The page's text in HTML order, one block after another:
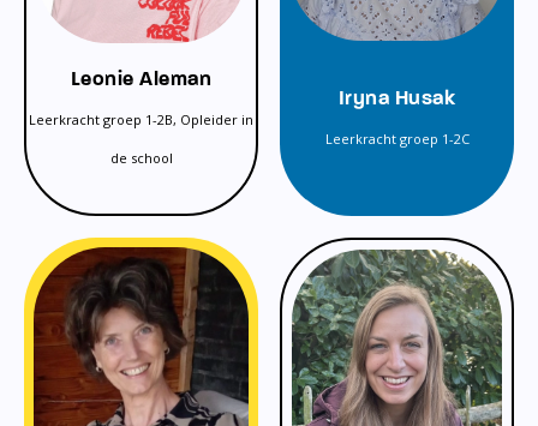
Leonie Aleman
Leerkracht groep 1-2B, Opleider in
de school
Iryna Husak
Leerkracht groep 1-2C